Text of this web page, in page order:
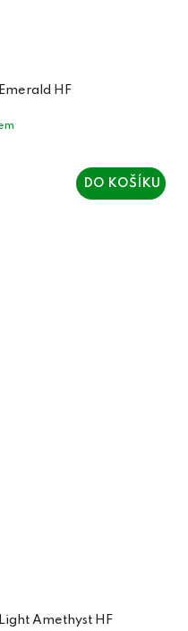
HF
DO KOŠÍKU
Amethyst HF